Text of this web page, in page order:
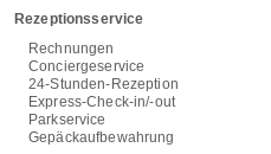
Rezeptionsservice
Rechnungen
Conciergeservice
24-Stunden-Rezeption
Express-Check-in/-out
Parkservice
Gepäckaufbewahrung